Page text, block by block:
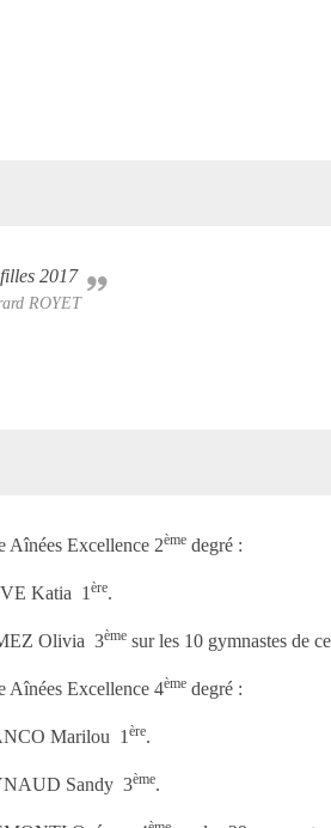
2017
ROYET
Aînées Excellence 2ème degré :
Katia 1 ère.
Olivia 3èmesur les 10 gymnastes de
Aînées Excellence 4ème degré :
Marilou 1 ère.
Sandy 3ème.